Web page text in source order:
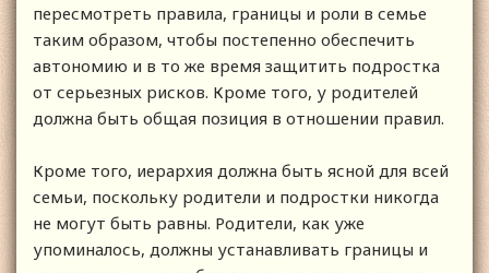
пересмотреть правила, границы и роли в семье
таким образом, чтобы постепенно обеспечить
автономию и в то же время защитить подростка
от серьезных рисков. Кроме того, у родителей
должна быть общая позиция в отношении правил.
Кроме того, иерархия должна быть ясной для всей
семьи, поскольку родители и подростки никогда
не могут быть равны. Родители, как уже
упоминалось, должны устанавливать границы и